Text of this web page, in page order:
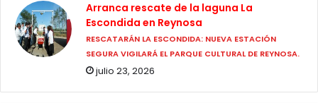
Arranca rescate de la laguna La
Escondida en Reynosa
RESCATARÁN LA ESCONDIDA: NUEVA ESTACIÓN
SEGURA VIGILARÁ EL PARQUE CULTURAL DE REYNOSA.
julio 23, 2026